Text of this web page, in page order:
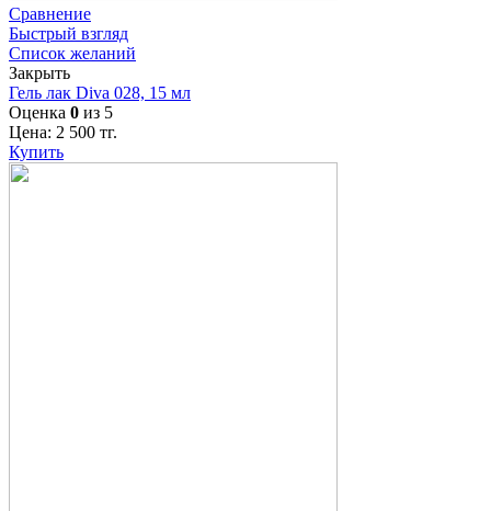
Сравнение
Быстрый взгляд
Список желаний
Закрыть
Гель лак Diva 028, 15 мл
Оценка 0 из 5
Цена: 2 500 тг.
Купить